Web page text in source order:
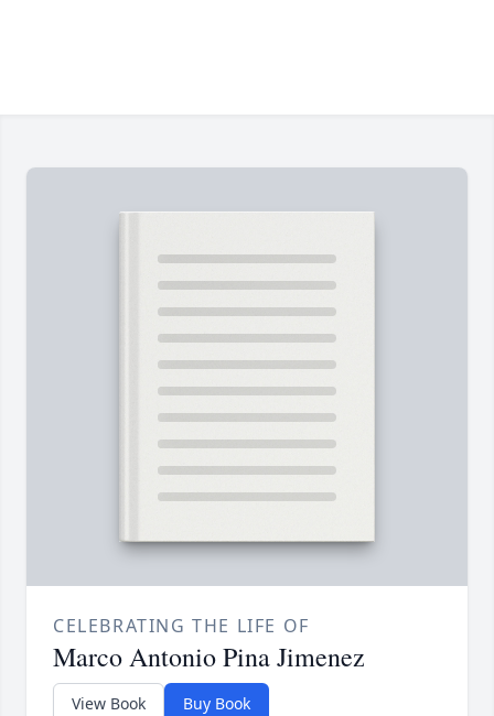
CELEBRATING THE LIFE OF
Marco Antonio Pina Jimenez
View Book Buy Book